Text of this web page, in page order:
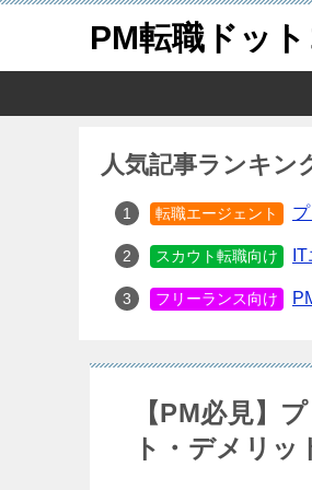
PM転職ドッ
人気記事ランキン
転職エージェント
スカウト転職向け
フリーランス向け
【PM必見】
ト・デメリッ